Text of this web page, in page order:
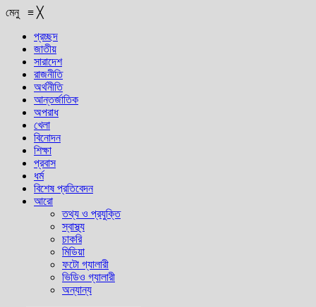
মেনু ≡ ╳
প্রচ্ছদ
জাতীয়
সারাদেশ
রাজনীতি
অর্থনীতি
আন্তর্জাতিক
অপরাধ
খেলা
বিনোদন
শিক্ষা
প্রবাস
ধর্ম
বিশেষ প্রতিবেদন
আরো
তথ্য ও প্রযুক্তি
স্বাস্থ্য
চাকরি
মিডিয়া
ফটো গ্যালারী
ভিডিও গ্যালারী
অন্যান্য